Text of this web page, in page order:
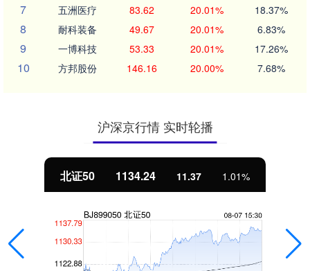
7 五洲医疗 83.62 20.01% 18.37%
8 耐科装备 49.67 20.01% 6.83%
9 一博科技 53.33 20.01% 17.26%
10 方邦股份 146.16 20.00% 7.68%
沪深京行情 实时轮播
北证50 1134.24 11.37 1.01%